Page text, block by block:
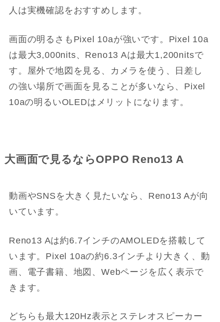
人は実機確認をおすすめします。
画面の明るさもPixel 10aが強いです。Pixel 10a
は最大3,000nits、Reno13 Aは最大1,200nitsで
す。屋外で地図を見る、カメラを使う、日差し
の強い場所で画面を見ることが多いなら、Pixel
10aの明るいOLEDはメリットになります。
大画面で見るならOPPO Reno13 A
動画やSNSを大きく見たいなら、Reno13 Aが向
いています。
Reno13 Aは約6.7インチのAMOLEDを搭載して
います。Pixel 10aの約6.3インチより大きく、動
画、電子書籍、地図、Webページを広く表示で
きます。
どちらも最大120Hz表示とステレオスピーカー